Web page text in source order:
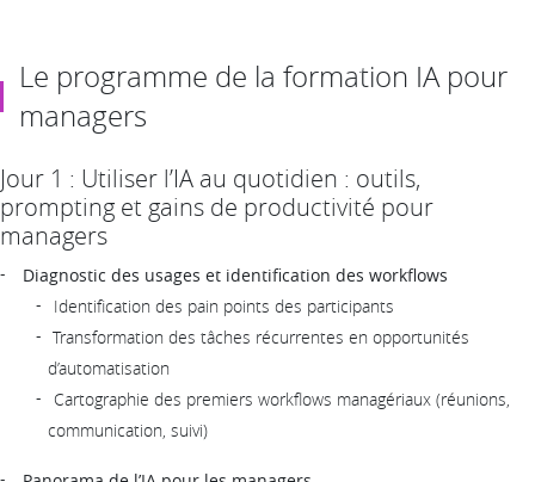
Le programme de la formation IA pour
managers
Jour 1 : Utiliser l’IA au quotidien : outils,
prompting et gains de productivité pour
managers
Diagnostic des usages et identification des workflows
Identification des pain points des participants
Transformation des tâches récurrentes en opportunités
d’automatisation
Cartographie des premiers workflows managériaux (réunions,
communication, suivi)